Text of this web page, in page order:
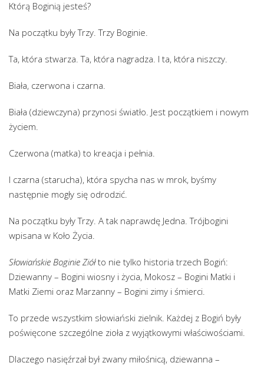
Którą Boginią jesteś?
Na początku były Trzy. Trzy Boginie.
Ta, która stwarza. Ta, która nagradza. I ta, która niszczy.
Biała, czerwona i czarna.
Biała (dziewczyna) przynosi światło. Jest początkiem i nowym
życiem.
Czerwona (matka) to kreacja i pełnia.
I czarna (starucha), która spycha nas w mrok, byśmy
następnie mogły się odrodzić.
Na początku były Trzy. A tak naprawdę Jedna. Trójbogini
wpisana w Koło Życia.
Słowiańskie Boginie Ziółto nie tylko historia trzech Bogiń:
Dziewanny – Bogini wiosny i życia, Mokosz – Bogini Matki i
Matki Ziemi oraz Marzanny – Bogini zimy i śmierci.
To przede wszystkim słowiański zielnik. Każdej z Bogiń były
poświęcone szczególne zioła z wyjątkowymi właściwościami.
Dlaczego nasięźrzał był zwany miłośnicą, dziewanna –